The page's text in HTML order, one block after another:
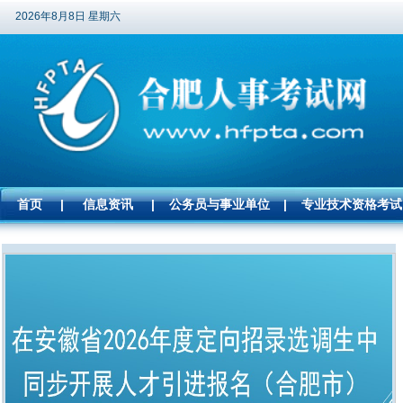
2026年8月8日 星期六
首页 | 信息资讯 | 公务员与事业单位 | 专业技术资格考试